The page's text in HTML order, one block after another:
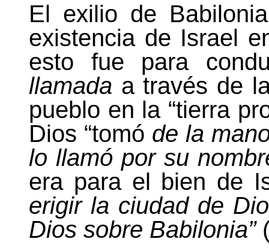
El exilio de
existencia de Israel
esto fue para
llamada a través de
pueblo en la “tierra
Dios “tomó de la
lo llamó por su
era para el bien de
erigir la ciudad de
Dios sobre Babilonia”